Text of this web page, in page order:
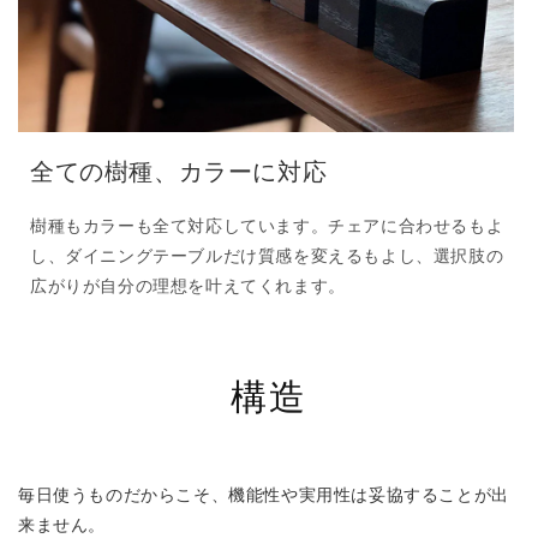
全ての樹種、カラーに対応
樹種もカラーも全て対応しています。チェアに合わせるもよ
し、ダイニングテーブルだけ質感を変えるもよし、選択肢の
広がりが自分の理想を叶えてくれます。
構造
毎日使うものだからこそ、機能性や実用性は妥協することが出
来ません。